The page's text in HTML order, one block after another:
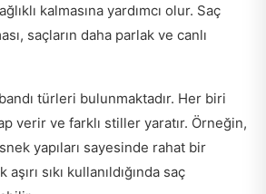
kalmasına yardımcı olur. Saç
saçların daha parlak ve canlı
türleri bulunmaktadır. Her biri
verir ve farklı stiller yaratır. Örneğin,
yapıları sayesinde rahat bir
sıkı kullanıldığında saç